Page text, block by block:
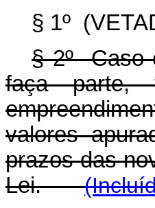
§ 1º
§ 2º Caso
faça parte,
valores
prazos das
Lei.